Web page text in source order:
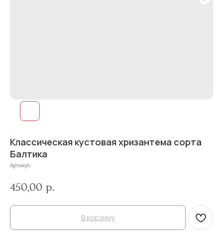
Классическая кустовая хризантема сорта
Балтика
Артикул:
450,00 р.
В корзину